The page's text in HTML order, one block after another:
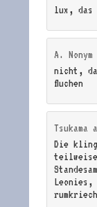
lux,
A. Nonym
nicht,
fluchen
Tsukama
Die
teilweise